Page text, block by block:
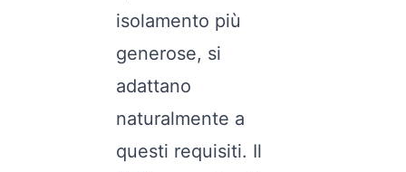
isolamento più
generose, si
adattano
naturalmente a
questi requisiti. Il